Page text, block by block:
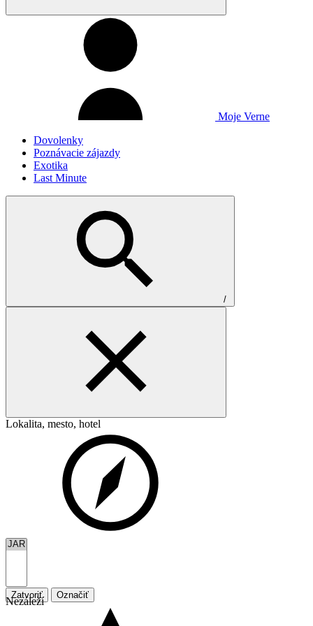
Moje Verne
Dovolenky
Poznávacie zájazdy
Exotika
Last Minute
/
Lokalita, mesto, hotel
Zatvoriť Označiť
Nezáleží